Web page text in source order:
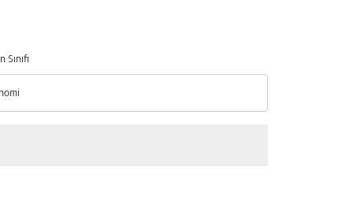
Sınıfı
Sınıfı option Ekonomi Selected